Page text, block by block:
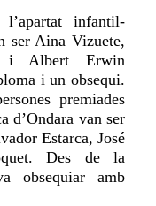
infantil-
ser Aina Vizuete,
i Albert Erwin
i un obsequi.
premiades
d’Ondara van ser
Estarca, José
Des de la
obsequiar amb